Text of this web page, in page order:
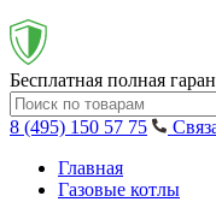
Бесплатная полная
8 (495) 150 57 75
Главная
Газовые котлы